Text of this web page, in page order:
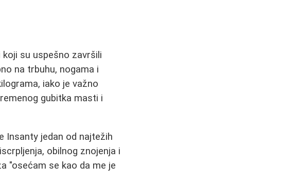
su uspešno završili
na trbuhu, nogama i
iako je važno
gubitka masti i
Insanty jedan od najtežih
obilnog znojenja i
"osećam se kao da me je